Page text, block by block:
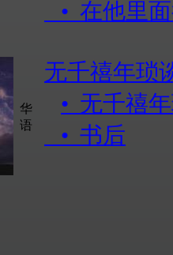
• 在他里
华
语
无千禧年琐
• 无千禧
• 书后